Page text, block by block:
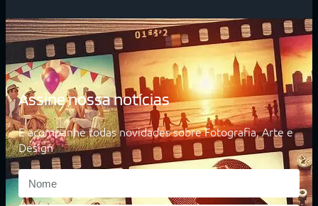
Assine nossa notícias
E acompanhe todas novidades sobre Fotografia, Arte e
Design